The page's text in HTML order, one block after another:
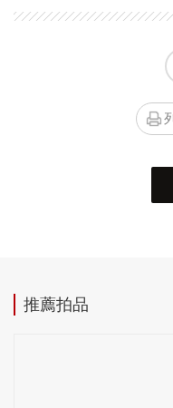
推薦拍品